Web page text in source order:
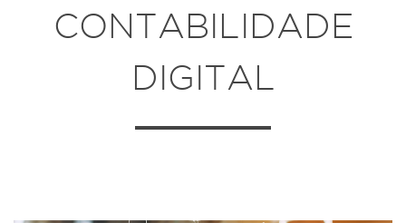
CONTABILIDADE
DIGITAL